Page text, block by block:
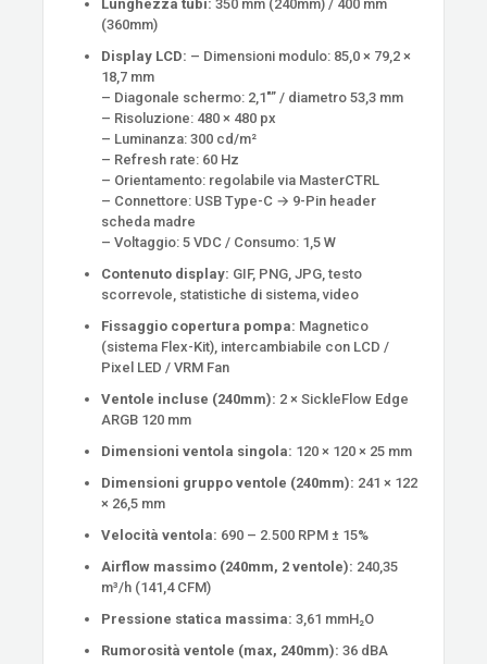
Lunghezza tubi: 350 mm (240mm) / 400 mm
(360mm)
Display LCD: – Dimensioni modulo: 85,0 × 79,2 ×
18,7 mm
– Diagonale schermo: 2,1″” / diametro 53,3 mm
– Risoluzione: 480 × 480 px
– Luminanza: 300 cd/m²
– Refresh rate: 60 Hz
– Orientamento: regolabile via MasterCTRL
– Connettore: USB Type-C → 9-Pin header
scheda madre
– Voltaggio: 5 VDC / Consumo: 1,5 W
Contenuto display: GIF, PNG, JPG, testo
scorrevole, statistiche di sistema, video
Fissaggio copertura pompa: Magnetico
(sistema Flex-Kit), intercambiabile con LCD /
Pixel LED / VRM Fan
Ventole incluse (240mm): 2 × SickleFlow Edge
ARGB 120 mm
Dimensioni ventola singola: 120 × 120 × 25 mm
Dimensioni gruppo ventole (240mm): 241 × 122
× 26,5 mm
Velocità ventola: 690 – 2.500 RPM ± 15%
Airflow massimo (240mm, 2 ventole): 240,35
m³/h (141,4 CFM)
Pressione statica massima: 3,61 mmH₂O
Rumorosità ventole (max, 240mm): 36 dBA